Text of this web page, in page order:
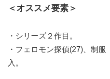
＜オススメ要素＞
・シリーズ２作目。
・フェロモン探偵(27)、制
入。